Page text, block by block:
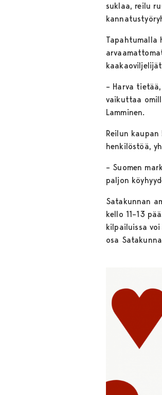
suklaa, reilu
Tapahtumalla
– Harva
vaikuttaa
Lamminen.
Reilun
henkilöstöä,
– Suomen
paljon
Satakunnan
kello 11–13
kilpailuissa
osa